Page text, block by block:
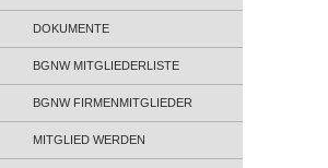
DOKUMENTE
BGNW MITGLIEDERLISTE
BGNW FIRMENMITGLIEDER
MITGLIED WERDEN